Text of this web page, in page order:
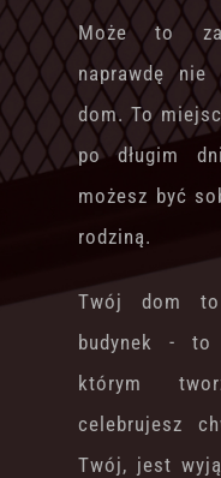
Może to
naprawdę
dom. To
po długim
możesz być
rodziną.
Twój dom
budynek -
którym
celebrujesz
Twój, jest